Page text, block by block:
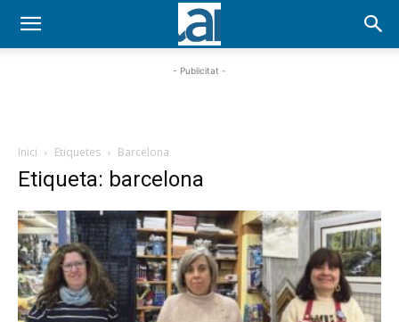
- Publicitat -
Inici Etiquetes Barcelona
Etiqueta: barcelona